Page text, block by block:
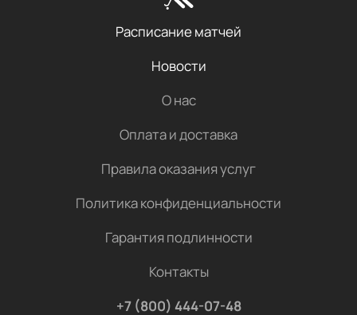
Расписание матчей
Новости
О нас
Оплата и доставка
Правила оказания услуг
Политика конфиденциальности
Гарантия подлинности
Контакты
+7 (800) 444-07-48